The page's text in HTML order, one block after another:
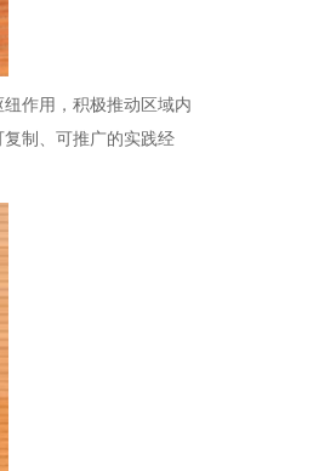
作用，积极推动区域内
制、可推广的实践经